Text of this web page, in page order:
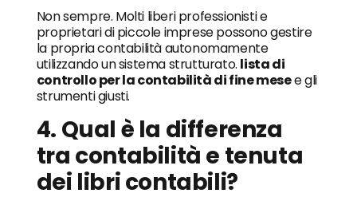
Non sempre. Molti liberi professionisti e
proprietari di piccole imprese possono gestire
la propria contabilità autonomamente
utilizzando un sistema strutturato. lista di
controllo per la contabilità di fine mesee gli
strumenti giusti.
4. Qual è la differenza
tra contabilità e tenuta
dei libri contabili?